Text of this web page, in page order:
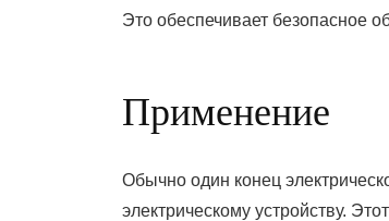
Это обеспечивает безопасное
Применение
Обычно один конец
электрическому устройству.